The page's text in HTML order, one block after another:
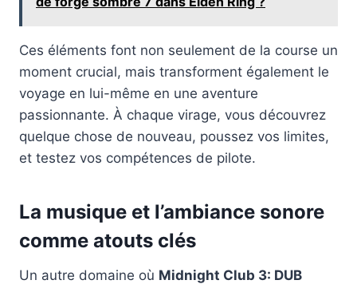
Ces éléments font non seulement de la course un
moment crucial, mais transforment également le
voyage en lui-même en une aventure
passionnante. À chaque virage, vous découvrez
quelque chose de nouveau, poussez vos limites,
et testez vos compétences de pilote.
La musique et l’ambiance sonore
comme atouts clés
Un autre domaine où Midnight Club 3: DUB